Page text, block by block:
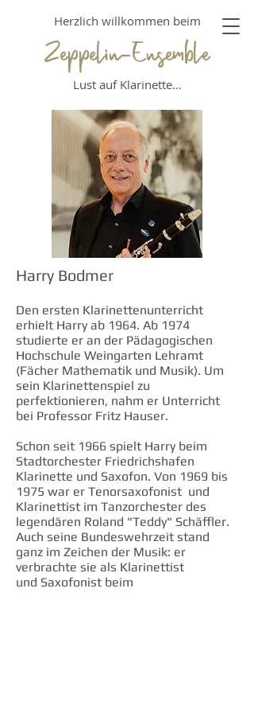
​Herzlich willkommen beim
Lust auf Klarinette...
Zeppelin-Ensemble
Harry Bodmer
Den ersten Klarinettenunterricht
erhielt Harry ab 1964. Ab 1974
studierte er an der Pädagogischen
Hochschule Weingarten Lehramt
(Fächer Mathematik und Musik). Um
sein Klarinettenspiel zu
perfektionieren, nahm er Unterricht
bei Professor Fritz Hauser.
Schon seit 1966 spielt Harry beim
Stadtorchester Friedrichshafen
Klarinette und Saxofon. Von 1969 bis
1975 war er Tenorsaxofonist und
Klarinettist im Tanzorchester des
legendären Roland "Teddy" Schäffler.
Auch seine Bundeswehrzeit stand
ganz im Zeichen der Musik: er
verbrachte sie als Klarinettist
und Saxofonist beim